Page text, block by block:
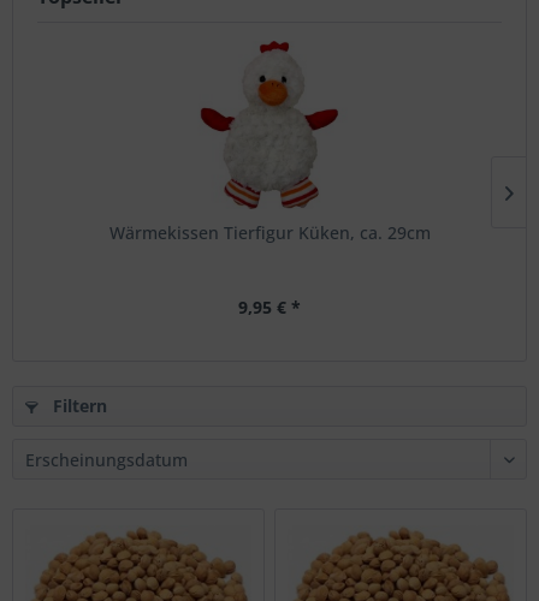
Wärmekissen Tierfigur Küken, ca. 29cm
9,95 € *
Filtern